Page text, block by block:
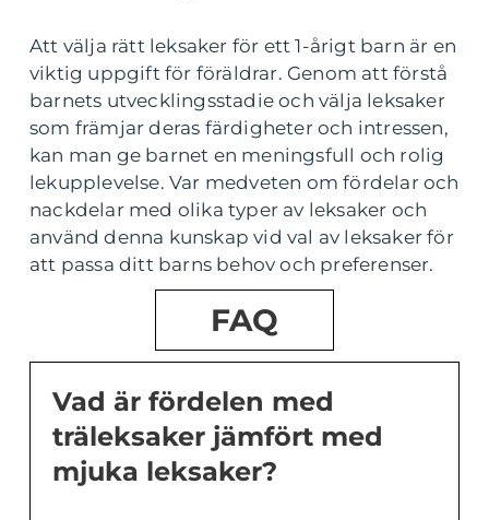
Att välja rätt leksaker för ett 1-årigt barn är en
viktig uppgift för föräldrar. Genom att förstå
barnets utvecklingsstadie och välja leksaker
som främjar deras färdigheter och intressen,
kan man ge barnet en meningsfull och rolig
lekupplevelse. Var medveten om fördelar och
nackdelar med olika typer av leksaker och
använd denna kunskap vid val av leksaker för
att passa ditt barns behov och preferenser.
FAQ
Vad är fördelen med
träleksaker jämfört med
mjuka leksaker?